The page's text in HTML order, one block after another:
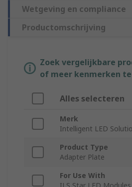
Wetgeving en compliance
Productomschrijving
Zoek vergelijkbare
of meer kenmerken
Alles selecteren
Merk
Intelligent LED
Product Type
Adapter Plate
For Use With